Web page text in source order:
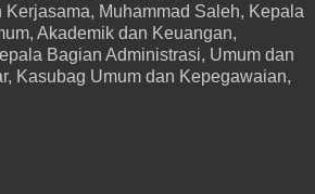
Kerjasama, Muhammad Saleh, Kepala
Akademik dan Keuangan,
Bagian Administrasi, Umum dan
Kasubag Umum dan Kepegawaian,